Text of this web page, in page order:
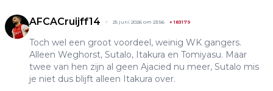
AFCACruijff14 25 juni 2026 om 23:56 +183179
Toch wel een groot voordeel, weinig WK gangers.
Alleen Weghorst, Sutalo, Itakura en Tomiyasu. Maar
twee van hen zijn al geen Ajacied nu meer, Sutalo mis
je niet dus blijft alleen Itakura over.